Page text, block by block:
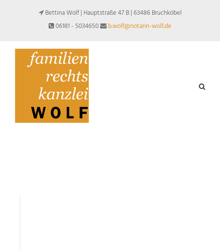
Bettina Wolf | Hauptstraße 47 B | 63486 Bruchköbel
06181 - 5034650
b.wolf@notarin-wolf.de